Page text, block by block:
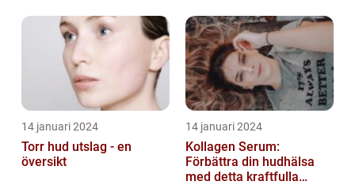
fungerar
14 januari 2024
Torr hud utslag - en
översikt
14 januari 2024
Kollagen Serum:
Förbättra din hudhälsa
med detta kraftfulla